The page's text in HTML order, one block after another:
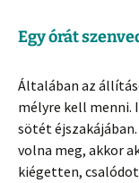
Egy órát
Általában az
mélyre kell
sötét
volna meg, akkor
kiégetten,